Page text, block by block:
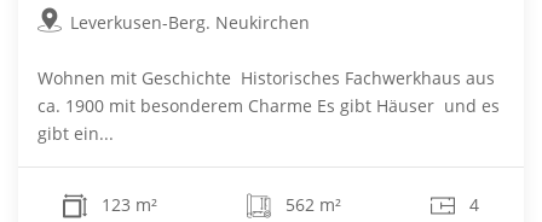
Leverkusen-Berg. Neukirchen
Wohnen mit Geschichte  Historisches Fachwerkhaus aus
ca. 1900 mit besonderem Charme Es gibt Häuser  und es
gibt ein...
123 m² 562 m² 4